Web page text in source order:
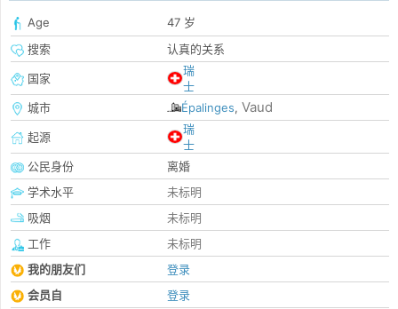
Age
47 岁
搜索
认真的关系
国家
瑞
士
城市
Épalinges, Vaud
起源
瑞
士
公民身份
离婚
学术水平
未标明
吸烟
未标明
工作
未标明
我的朋友们
登录
会员自
登录